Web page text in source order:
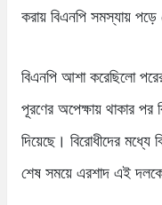
করায় বিএনপি সমস্যায়
বিএনপি আশা করেছিলো
পূরণের অপেক্ষায় থাকার পর
দিয়েছে। বিরোধীদের
শেষ সময়ে এরশাদ এই দলকে